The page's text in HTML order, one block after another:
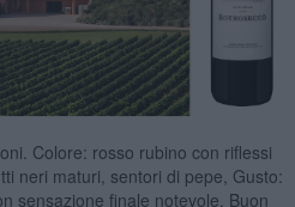
Colore: rosso rubino con riflessi
neri maturi, sentori di pepe, Gusto:
sensazione finale notevole. Buon